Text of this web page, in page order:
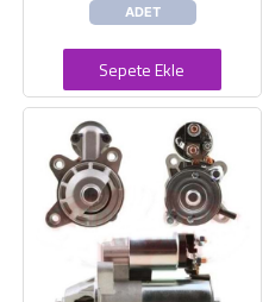
ADET
Sepete Ekle